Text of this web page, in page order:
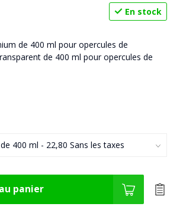
En stock
de 400 ml pour opercules de
de 400 ml pour opercules de
panier